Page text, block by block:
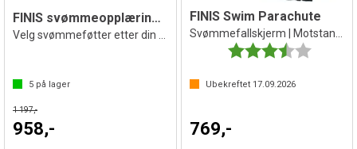
FINIS svømmeopplæringspakke junior
5 på lager
1 197,-
958,-
FINIS Swim Parachute
Svømmefallskjerm | Motstandstrening
Karakter:
Ubekreftet 17.09.2026
769,-